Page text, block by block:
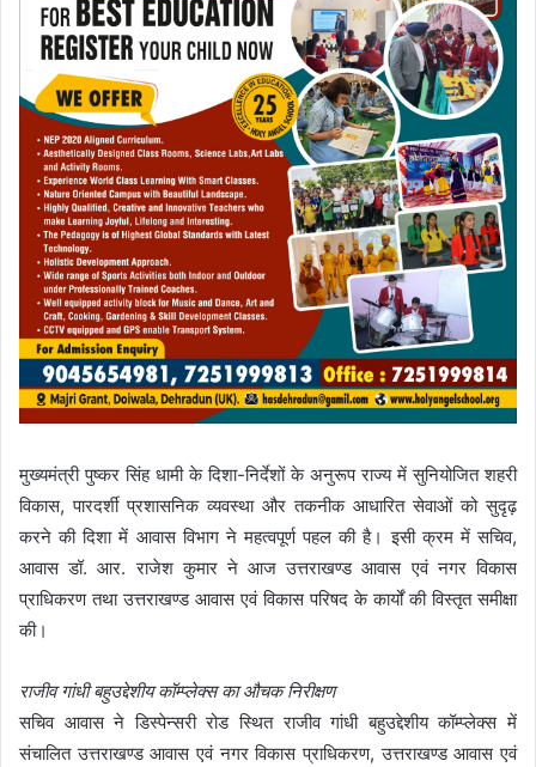
मुख्यमंत्री पुष्कर सिंह धामी के दिशा-निर्देशों के अनुरूप राज्य में सुनियोजित शहरी
विकास, पारदर्शी प्रशासनिक व्यवस्था और तकनीक आधारित सेवाओं को सुदृढ़
करने की दिशा में आवास विभाग ने महत्वपूर्ण पहल की है। इसी क्रम में सचिव,
आवास डॉ. आर. राजेश कुमार ने आज उत्तराखण्ड आवास एवं नगर विकास
प्राधिकरण तथा उत्तराखण्ड आवास एवं विकास परिषद के कार्यों की विस्तृत समीक्षा
की।
राजीव गांधी बहुउद्देशीय कॉम्प्लेक्स का औचक निरीक्षण
सचिव आवास ने डिस्पेन्सरी रोड स्थित राजीव गांधी बहुउद्देशीय कॉम्प्लेक्स में
संचालित उत्तराखण्ड आवास एवं नगर विकास प्राधिकरण, उत्तराखण्ड आवास एवं